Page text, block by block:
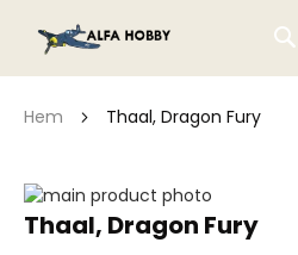
Hem Thaal, Dragon Fury
Thaal, Dragon Fury
Hoppa
till
Hoppa